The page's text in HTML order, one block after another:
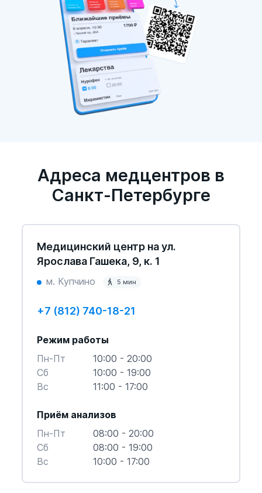
Адреса медцентров в
Санкт-Петербурге
Медицинский центр на ул.
Ярослава Гашека, 9, к. 1
м. Купчино 5 мин
+7 (812) 740-18-21
Режим работы
Пн-Пт
10:00 - 20:00
Cб
10:00 - 19:00
Вс
11:00 - 17:00
Приём анализов
Пн-Пт
08:00 - 20:00
Cб
08:00 - 19:00
Вс
10:00 - 17:00